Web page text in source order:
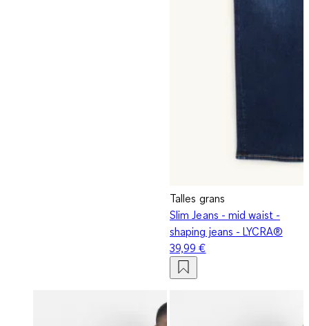
Talles grans
Slim Jeans - mid waist -
shaping jeans - LYCRA®
39,99 €